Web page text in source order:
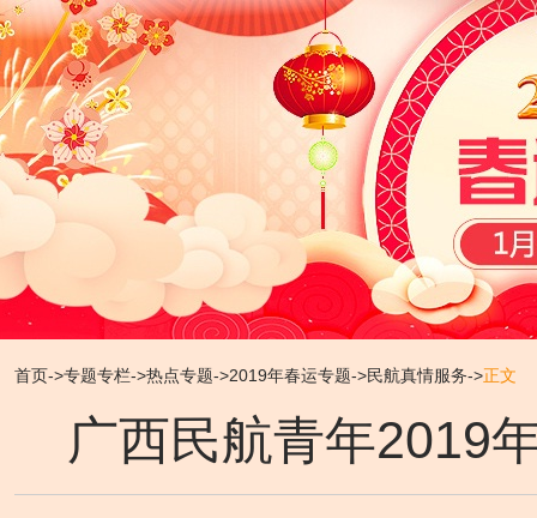
首页->专题专栏->热点专题->2019年春运专题->民航真情服务->正文
广西民航青年2019